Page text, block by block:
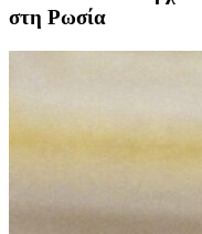
στη Ρωσία